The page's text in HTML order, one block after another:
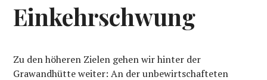
Einkehrschwung
Zu den höheren Zielen gehen wir hinter der
Grawandhütte weiter: An der unbewirtschafteten